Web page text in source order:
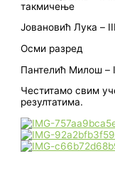
такмичење
Јовановић Лука –
Осми разред
Пантелић Милош –
Честитамо свим
резултатима.